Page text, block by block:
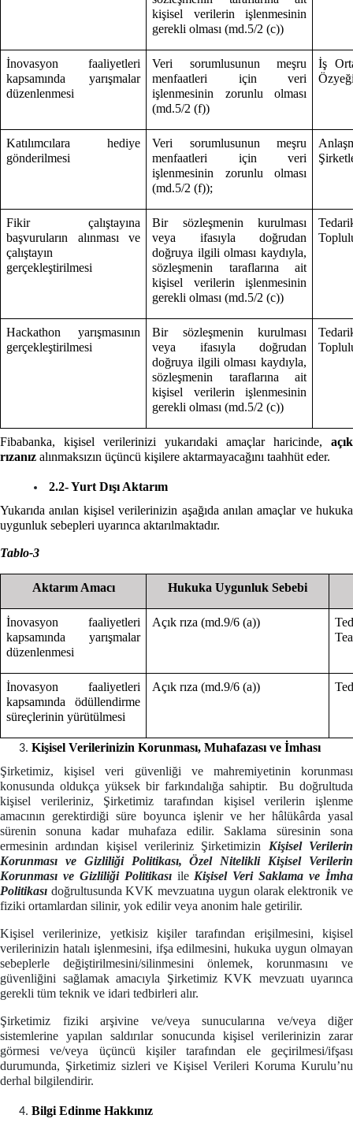
kişisel verilerin işlenmesinin
gerekli olması (md.5/2 (c))
İnovasyon faaliyetleri
kapsamında yarışmalar
düzenlenmesi
Veri sorumlusunun meşru
menfaatleri için veri
işlenmesinin zorunlu olması
(md.5/2 (f))
İş
Katılımcılara hediye
gönderilmesi
Veri sorumlusunun meşru
menfaatleri için veri
işlenmesinin zorunlu olması
(md.5/2 (f));
Fikir çalıştayına
başvuruların alınması ve
çalıştayın
gerçekleştirilmesi
Bir sözleşmenin kurulması
veya ifasıyla doğrudan
doğruya ilgili olması kaydıyla,
sözleşmenin taraflarına ait
kişisel verilerin işlenmesinin
gerekli olması (md.5/2 (c))
Hackathon yarışmasının
gerçekleştirilmesi
Bir sözleşmenin kurulması
veya ifasıyla doğrudan
doğruya ilgili olması kaydıyla,
sözleşmenin taraflarına ait
kişisel verilerin işlenmesinin
gerekli olması (md.5/2 (c))
Fibabanka, kişisel verilerinizi yukarıdaki amaçlar haricinde, açık
rızanız alınmaksızın üçüncü kişilere aktarmayacağını taahhüt eder.
2.2- Yurt Dışı Aktarım
Yukarıda anılan kişisel verilerinizin aşağıda anılan amaçlar ve hukuka
uygunluk sebepleri uyarınca aktarılmaktadır.
Tablo-3
Aktarım Amacı Hukuka Uygunluk Sebebi
İnovasyon faaliyetleri
kapsamında yarışmalar
düzenlenmesi
Açık rıza (md.9/6 (a))
İnovasyon faaliyetleri
kapsamında ödüllendirme
süreçlerinin yürütülmesi
Açık rıza (md.9/6 (a))
Kişisel Verilerinizin Korunması, Muhafazası ve İmhası
Şirketimiz, kişisel veri güvenliği ve mahremiyetinin korunması
konusunda oldukça yüksek bir farkındalığa sahiptir. Bu doğrultuda
kişisel verileriniz, Şirketimiz tarafından kişisel verilerin işlenme
amacının gerektirdiği süre boyunca işlenir ve her hâlükârda yasal
sürenin sonuna kadar muhafaza edilir. Saklama süresinin sona
ermesinin ardından kişisel verileriniz Şirketimizin Kişisel Verilerin
Korunması ve Gizliliği Politikası, Özel Nitelikli Kişisel Verilerin
Korunması ve Gizliliği Politikası ile Kişisel Veri Saklama ve İmha
Politikası doğrultusunda KVK mevzuatına uygun olarak elektronik ve
fiziki ortamlardan silinir, yok edilir veya anonim hale getirilir.
Kişisel verilerinize, yetkisiz kişiler tarafından erişilmesini, kişisel
verilerinizin hatalı işlenmesini, ifşa edilmesini, hukuka uygun olmayan
sebeplerle değiştirilmesini/silinmesini önlemek, korunmasını ve
güvenliğini sağlamak amacıyla Şirketimiz KVK mevzuatı uyarınca
gerekli tüm teknik ve idari tedbirleri alır.
Şirketimiz fiziki arşivine ve/veya sunucularına ve/veya diğer
sistemlerine yapılan saldırılar sonucunda kişisel verilerinizin zarar
görmesi ve/veya üçüncü kişiler tarafından ele geçirilmesi/ifşası
durumunda, Şirketimiz sizleri ve Kişisel Verileri Koruma Kurulu’nu
derhal bilgilendirir.
Bilgi Edinme Hakkınız